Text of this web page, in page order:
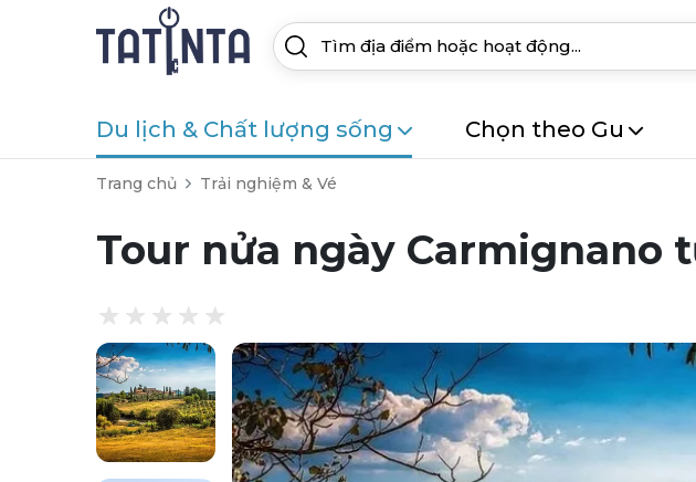
Du lịch & Chất lượng sống Chọn theo Gu
Trang chủ Trải nghiệm & Vé
Tour nửa ngày Carmignano